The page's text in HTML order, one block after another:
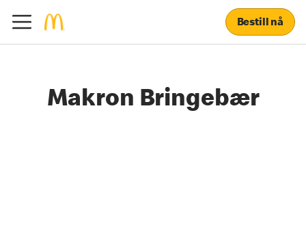
Bestill nå
Makron Bringebær